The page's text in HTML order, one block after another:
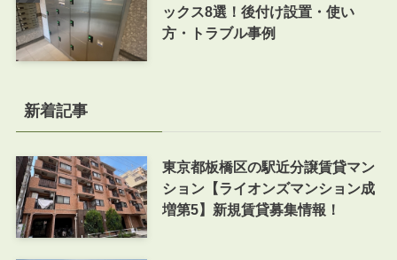
ックス8選！後付け設置・使い
方・トラブル事例
新着記事
東京都板橋区の駅近分譲賃貸マン
ション【ライオンズマンション成
増第5】新規賃貸募集情報！